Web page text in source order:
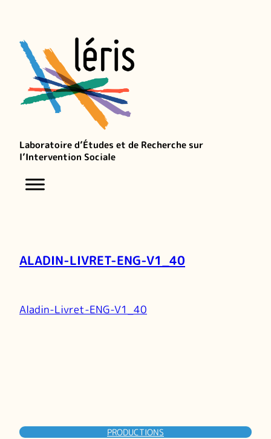
Laboratoire d’Études et de Recherche sur
l’Intervention Sociale
ALADIN-LIVRET-ENG-V1_40
Aladin-Livret-ENG-V1_40
PRODUCTIONS